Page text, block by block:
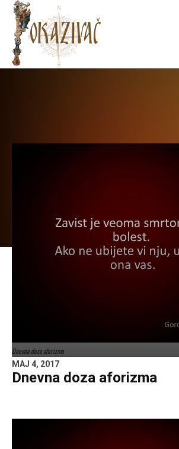
Dnevna doza aforizma
MAJ 4, 2017
Dnevna doza aforizma